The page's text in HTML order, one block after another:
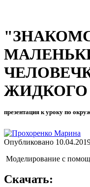
ЖИДКОГО
презентация к уроку по
Опубликовано
Моделирование с
Скачать: